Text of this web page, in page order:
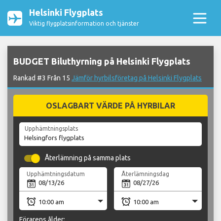
Helsinki Flygplats
Viktig flygplatsinformation och tjänster
BUDGET Biluthyrning på Helsinki Flygplats
Rankad #3 Från 15 Jämför hyrbilsföretag på Helsinki Flygplats
OSLAGBART VÄRDE PÅ HYRBILAR
Upphämtningsplats
Återlämning på samma plats
Upphämtningsdatum Återlämningsdag